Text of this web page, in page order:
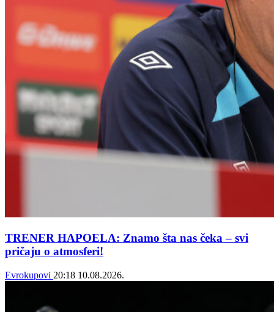
TRENER HAPOELA: Znamo šta nas čeka – svi
pričaju o atmosferi!
Evrokupovi 20:18 10.08.2026.